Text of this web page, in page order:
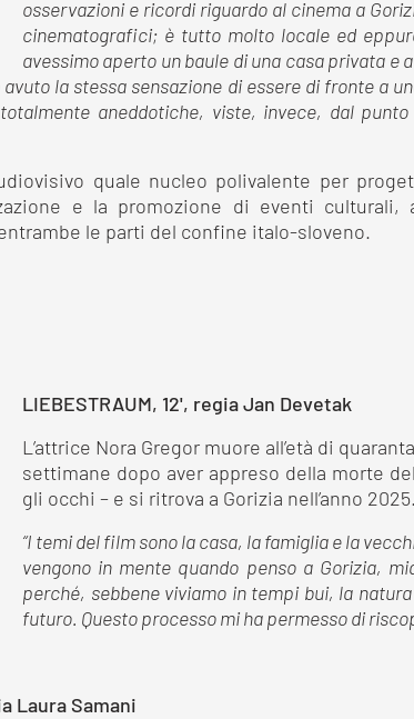
osservazioni e ricordi riguardo al cinema a
cinematografici; è tutto molto locale ed
avessimo aperto un baule di una casa privata
la stessa sensazione di essere di fronte a
aneddotiche, viste, invece, dal
quale nucleo polivalente per
e la promozione di eventi
le parti del confine italo-sloveno.
LIEBESTRAUM, 12', regia Jan Devetak
L’attrice Nora Gregor muore all’età di
settimane dopo aver appreso della morte
gli occhi – e si ritrova a Gorizia nell’anno 2025.
“I temi del film sono la casa, la famiglia e la
vengono in mente quando penso a Gorizia,
perché, sebbene viviamo in tempi bui, la
futuro. Questo processo mi ha permesso di
Laura Samani